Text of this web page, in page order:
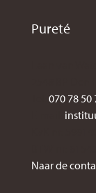
Pureté
070 78 50
Naar de